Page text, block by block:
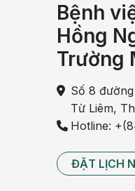
Bệnh
Hồng
Trường
Số 8
Từ Liêm,
Hotline:
ĐẶT LỊCH